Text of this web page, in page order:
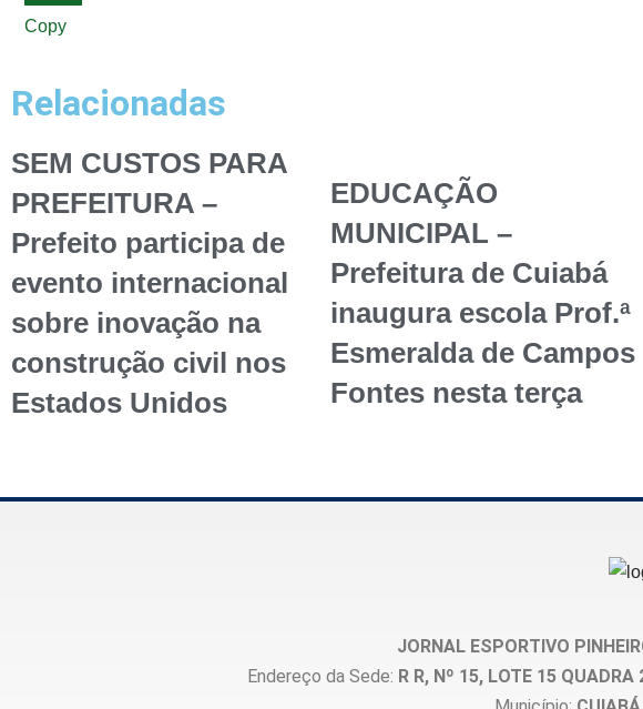
Copy
Relacionadas
SEM CUSTOS PARA
PREFEITURA –
Prefeito participa de
evento internacional
sobre inovação na
construção civil nos
Estados Unidos
EDUCAÇÃO
MUNICIPAL –
Prefeitura de Cuiabá
inaugura escola Prof.ª
Esmeralda de Campos
Fontes nesta terça
JORNAL ESPORTIVO
Endereço da Sede: R R, Nº 15, LOTE 15 QUADRA